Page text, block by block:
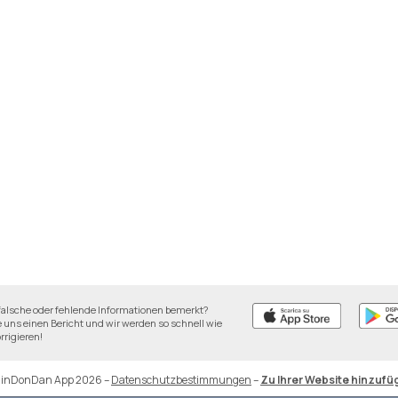
oder fehlende Informationen bemerkt?
uns einen Bericht und wir werden so schnell wie
App 2026–Datenschutzbestimmungen–Zu Ihrer Website